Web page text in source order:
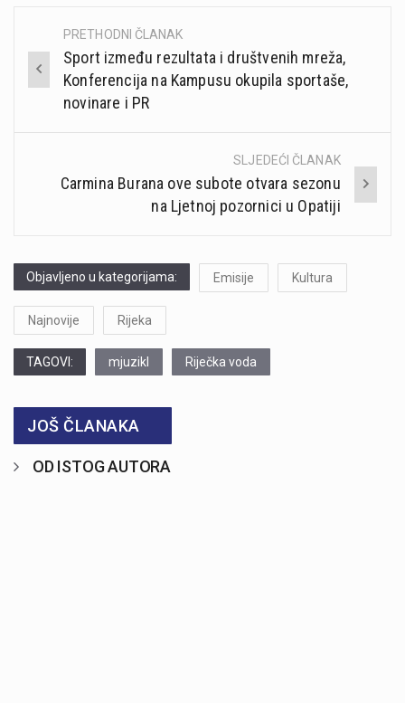
Post
navigation
PRETHODNI ČLANAK
Sport između rezultata i društvenih mreža,
Konferencija na Kampusu okupila sportaše,
novinare i PR
SLJEDEĆI ČLANAK
Carmina Burana ove subote otvara sezonu
na Ljetnoj pozornici u Opatiji
Objavljeno u kategorijama: Emisije Kultura
Najnovije Rijeka
TAGOVI: mjuzikl Riječka voda
JOŠ ČLANAKA
OD ISTOG AUTORA